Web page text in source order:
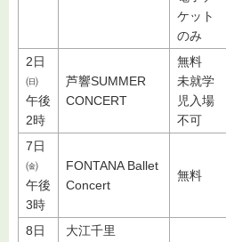
ケット
のみ
2日
㈰
午後
2時
芦響SUMMER
CONCERT
無料
未就学
児入場
不可
7日
㈮
午後
3時
FONTANA Ballet
Concert
無料
8日
大江千里